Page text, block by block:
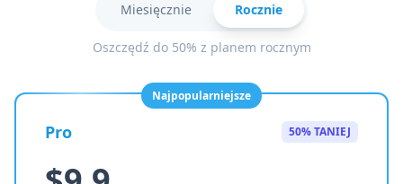
Miesięcznie Rocznie
Oszczędź do 50% z planem rocznym
Najpopularniejsze
Pro 50% TANIEJ